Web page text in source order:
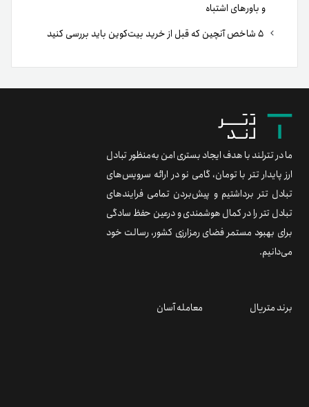
و باورهای اشتباه
ما در تترلند با هدف ایجاد بستری امن به‌منظور تبادل
ارز پایدار تتر با تومان، گامی نو در ارائه سرویس‌های
تبادل تتر برداشتیم و پیش‌بردن تمامی فرایندهای
تبادل تتر را در کمال هوشمندی و درعین حفظ سادگی
برای بهبود مستمر فضای رمزارزی کشور، رسالت خود
می‌دانیم.
برند متریال معامله آسان